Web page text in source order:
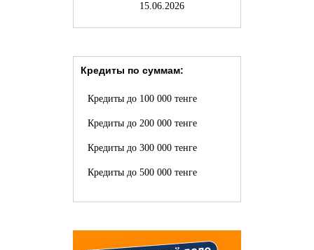
15.06.2026
Кредиты по суммам:
Кредиты до 100 000 тенге
Кредиты до 200 000 тенге
Кредиты до 300 000 тенге
Кредиты до 500 000 тенге